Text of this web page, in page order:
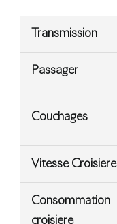
Transmission
Passager
Couchages
Vitesse Croisiere
Consommation
croisiere